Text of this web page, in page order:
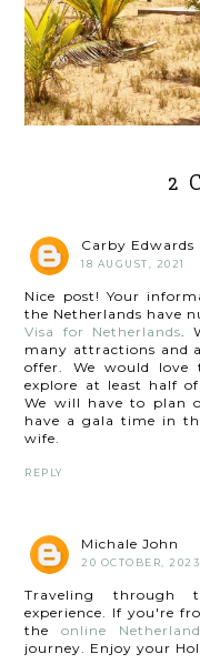
2
Carby Edwards
18 AUGUST, 2021
Nice post! Your
the Netherlands have
Visa for Netherlands.
many attractions and
offer. We would
explore at least half
We will have to plan
have a gala time in
wife.
REPLY
Michale John
20 OCTOBER, 2023
Traveling through
experience. If you're
theonline
journey. Enjoy your